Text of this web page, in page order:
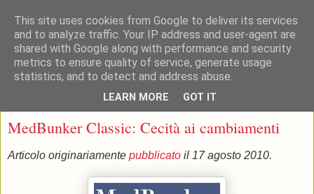
MedBunker Classic: Cecità ai cambiamenti
Articolo originariamente pubblicato il 17 agosto 2010.
This site uses cookies from Google to deliver its services
and to analyze traffic. Your IP address and user-agent are
shared with Google along with performance and security
metrics to ensure quality of service, generate usage
statistics, and to detect and address abuse.
LEARN MORE GOT IT